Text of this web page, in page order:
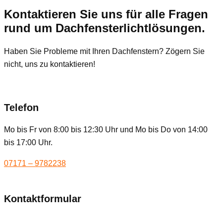
Kontaktieren Sie uns für alle Fragen
rund um Dachfensterlichtlösungen.
Haben Sie Probleme mit Ihren Dachfenstern? Zögern Sie
nicht, uns zu kontaktieren!
Telefon
Mo bis Fr von 8:00 bis 12:30 Uhr und Mo bis Do von 14:00
bis 17:00 Uhr.
07171 – 9782238
Kontaktformular